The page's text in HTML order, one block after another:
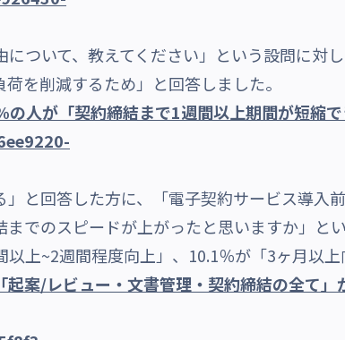
ついて、教えてください」という設問に対
を削減するため」と回答しました。
人が「契約締結まで1週間以上期間が短縮
と回答した方に、「電子契約サービス導入
でのスピードが上がったと思いますか」と
上~2週間程度向上」、10.1％が「3ヶ月以上
案/レビュー・文書管理・契約締結の全て